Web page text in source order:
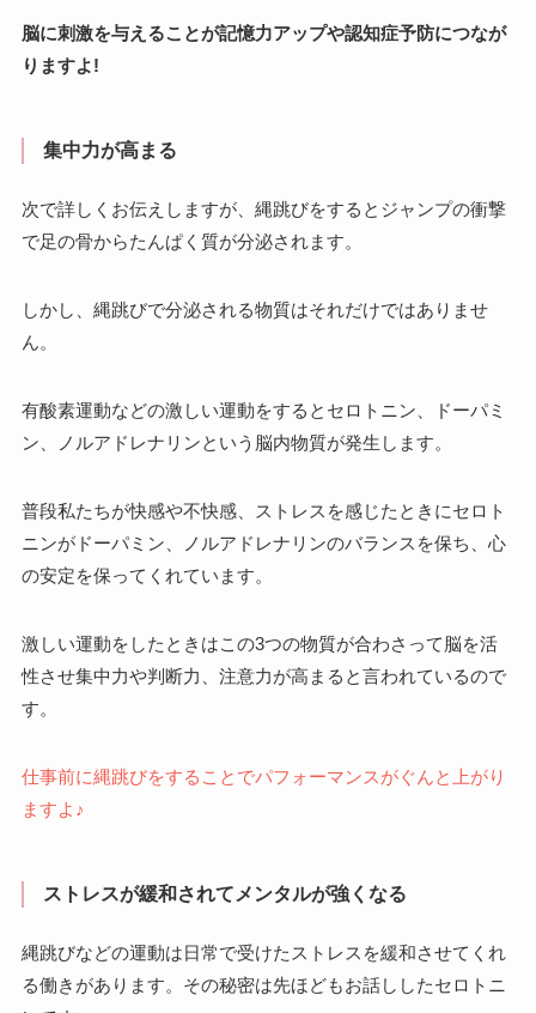
脳に刺激を与えることが記憶力アップや認知症予防につなが
りますよ!
集中力が高まる
次で詳しくお伝えしますが、縄跳びをするとジャンプの衝撃
で足の骨からたんぱく質が分泌されます。
しかし、縄跳びで分泌される物質はそれだけではありませ
ん。
有酸素運動などの激しい運動をするとセロトニン、ドーパミ
ン、ノルアドレナリンという脳内物質が発生します。
普段私たちが快感や不快感、ストレスを感じたときにセロト
ニンがドーパミン、ノルアドレナリンのバランスを保ち、心
の安定を保ってくれています。
激しい運動をしたときはこの3つの物質が合わさって脳を活
性させ集中力や判断力、注意力が高まると言われているので
す。
仕事前に縄跳びをすることでパフォーマンスがぐんと上がり
ますよ♪
ストレスが緩和されてメンタルが強くなる
縄跳びなどの運動は日常で受けたストレスを緩和させてくれ
る働きがあります。その秘密は先ほどもお話ししたセロトニ